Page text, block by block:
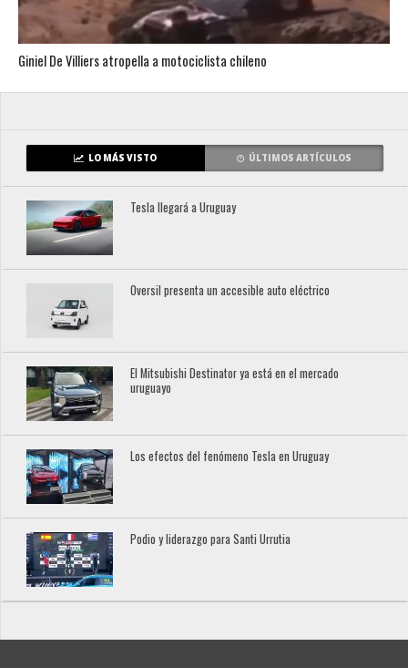
Giniel De Villiers atropella a motociclista chileno
LO MÁS VISTO ÚLTIMOS ARTÍCULOS
Tesla llegará a Uruguay
Oversil presenta un accesible auto eléctrico
El Mitsubishi Destinator ya está en el mercado
uruguayo
Los efectos del fenómeno Tesla en Uruguay
Podio y liderazgo para Santi Urrutia